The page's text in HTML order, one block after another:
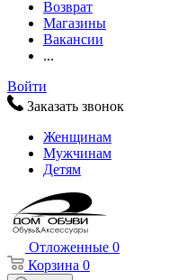
Возврат
Магазины
Вакансии
...
Войти
Заказать звонок
Женщинам
Мужчинам
Детям
Отложенные 0
Корзина 0